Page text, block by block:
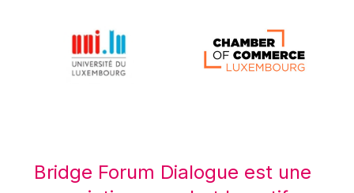
Lucas Papademos
Máire Geoghegan-Quinn
Mario Centeno
Bridge Forum Dialogue est une